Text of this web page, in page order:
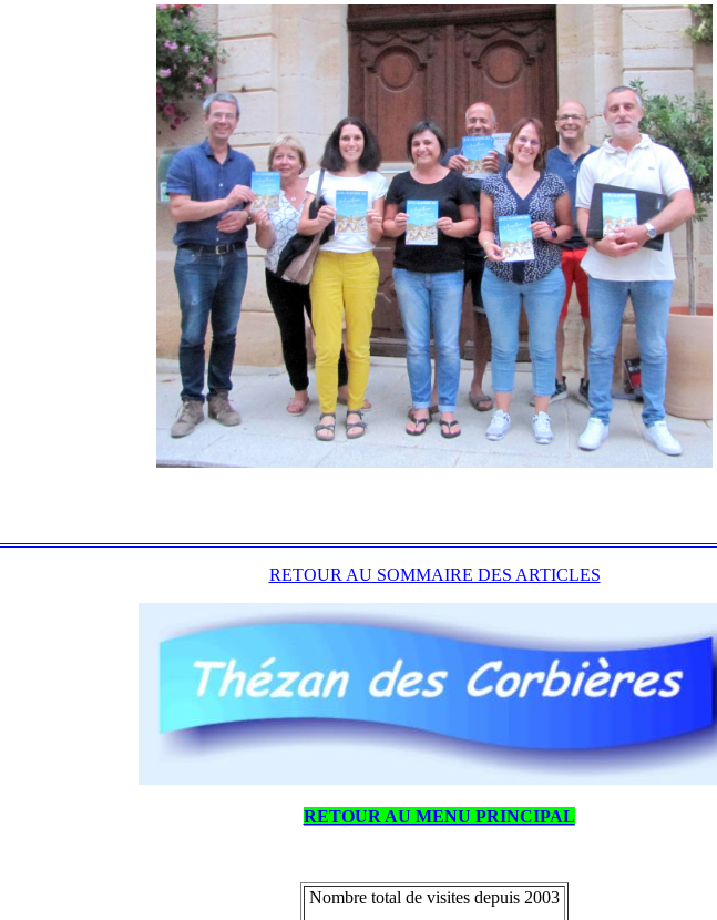
RETOUR AU SOMMAIRE DES ARTICLES
RETOUR AU MENU PRINCIPAL
Nombre total de visites depuis 2003